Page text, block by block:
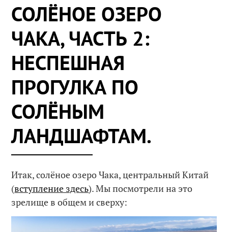
СОЛЁНОЕ ОЗЕРО
ЧАКА, ЧАСТЬ 2:
НЕСПЕШНАЯ
ПРОГУЛКА ПО
СОЛЁНЫМ
ЛАНДШАФТАМ.
Итак, солёное озеро Чака, центральный Китай
(вступление здесь). Мы посмотрели на это
зрелище в общем и сверху: